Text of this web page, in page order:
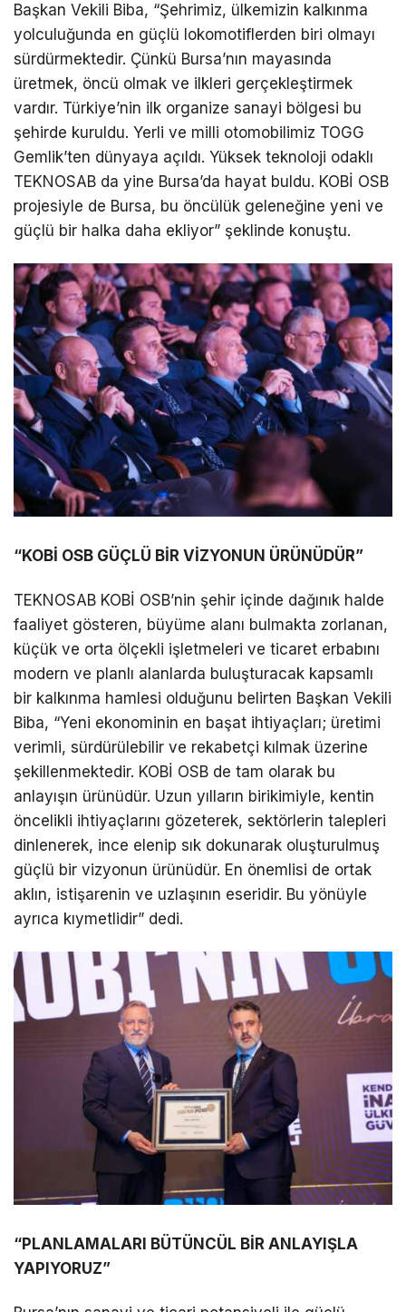
Başkan Vekili Biba, “Şehrimiz, ülkemizin kalkınma
yolculuğunda en güçlü lokomotiflerden biri olmayı
sürdürmektedir. Çünkü Bursa’nın mayasında
üretmek, öncü olmak ve ilkleri gerçekleştirmek
vardır. Türkiye’nin ilk organize sanayi bölgesi bu
şehirde kuruldu. Yerli ve milli otomobilimiz TOGG
Gemlik’ten dünyaya açıldı. Yüksek teknoloji odaklı
TEKNOSAB da yine Bursa’da hayat buldu. KOBİ OSB
projesiyle de Bursa, bu öncülük geleneğine yeni ve
güçlü bir halka daha ekliyor” şeklinde konuştu.
“KOBİ OSB GÜÇLÜ BİR VİZYONUN ÜRÜNÜDÜR”
TEKNOSAB KOBİ OSB’nin şehir içinde dağınık halde
faaliyet gösteren, büyüme alanı bulmakta zorlanan,
küçük ve orta ölçekli işletmeleri ve ticaret erbabını
modern ve planlı alanlarda buluşturacak kapsamlı
bir kalkınma hamlesi olduğunu belirten Başkan Vekili
Biba, “Yeni ekonominin en başat ihtiyaçları; üretimi
verimli, sürdürülebilir ve rekabetçi kılmak üzerine
şekillenmektedir. KOBİ OSB de tam olarak bu
anlayışın ürünüdür. Uzun yılların birikimiyle, kentin
öncelikli ihtiyaçlarını gözeterek, sektörlerin talepleri
dinlenerek, ince elenip sık dokunarak oluşturulmuş
güçlü bir vizyonun ürünüdür. En önemlisi de ortak
aklın, istişarenin ve uzlaşının eseridir. Bu yönüyle
ayrıca kıymetlidir” dedi.
“PLANLAMALARI BÜTÜNCÜL BİR ANLAYIŞLA
YAPIYORUZ”